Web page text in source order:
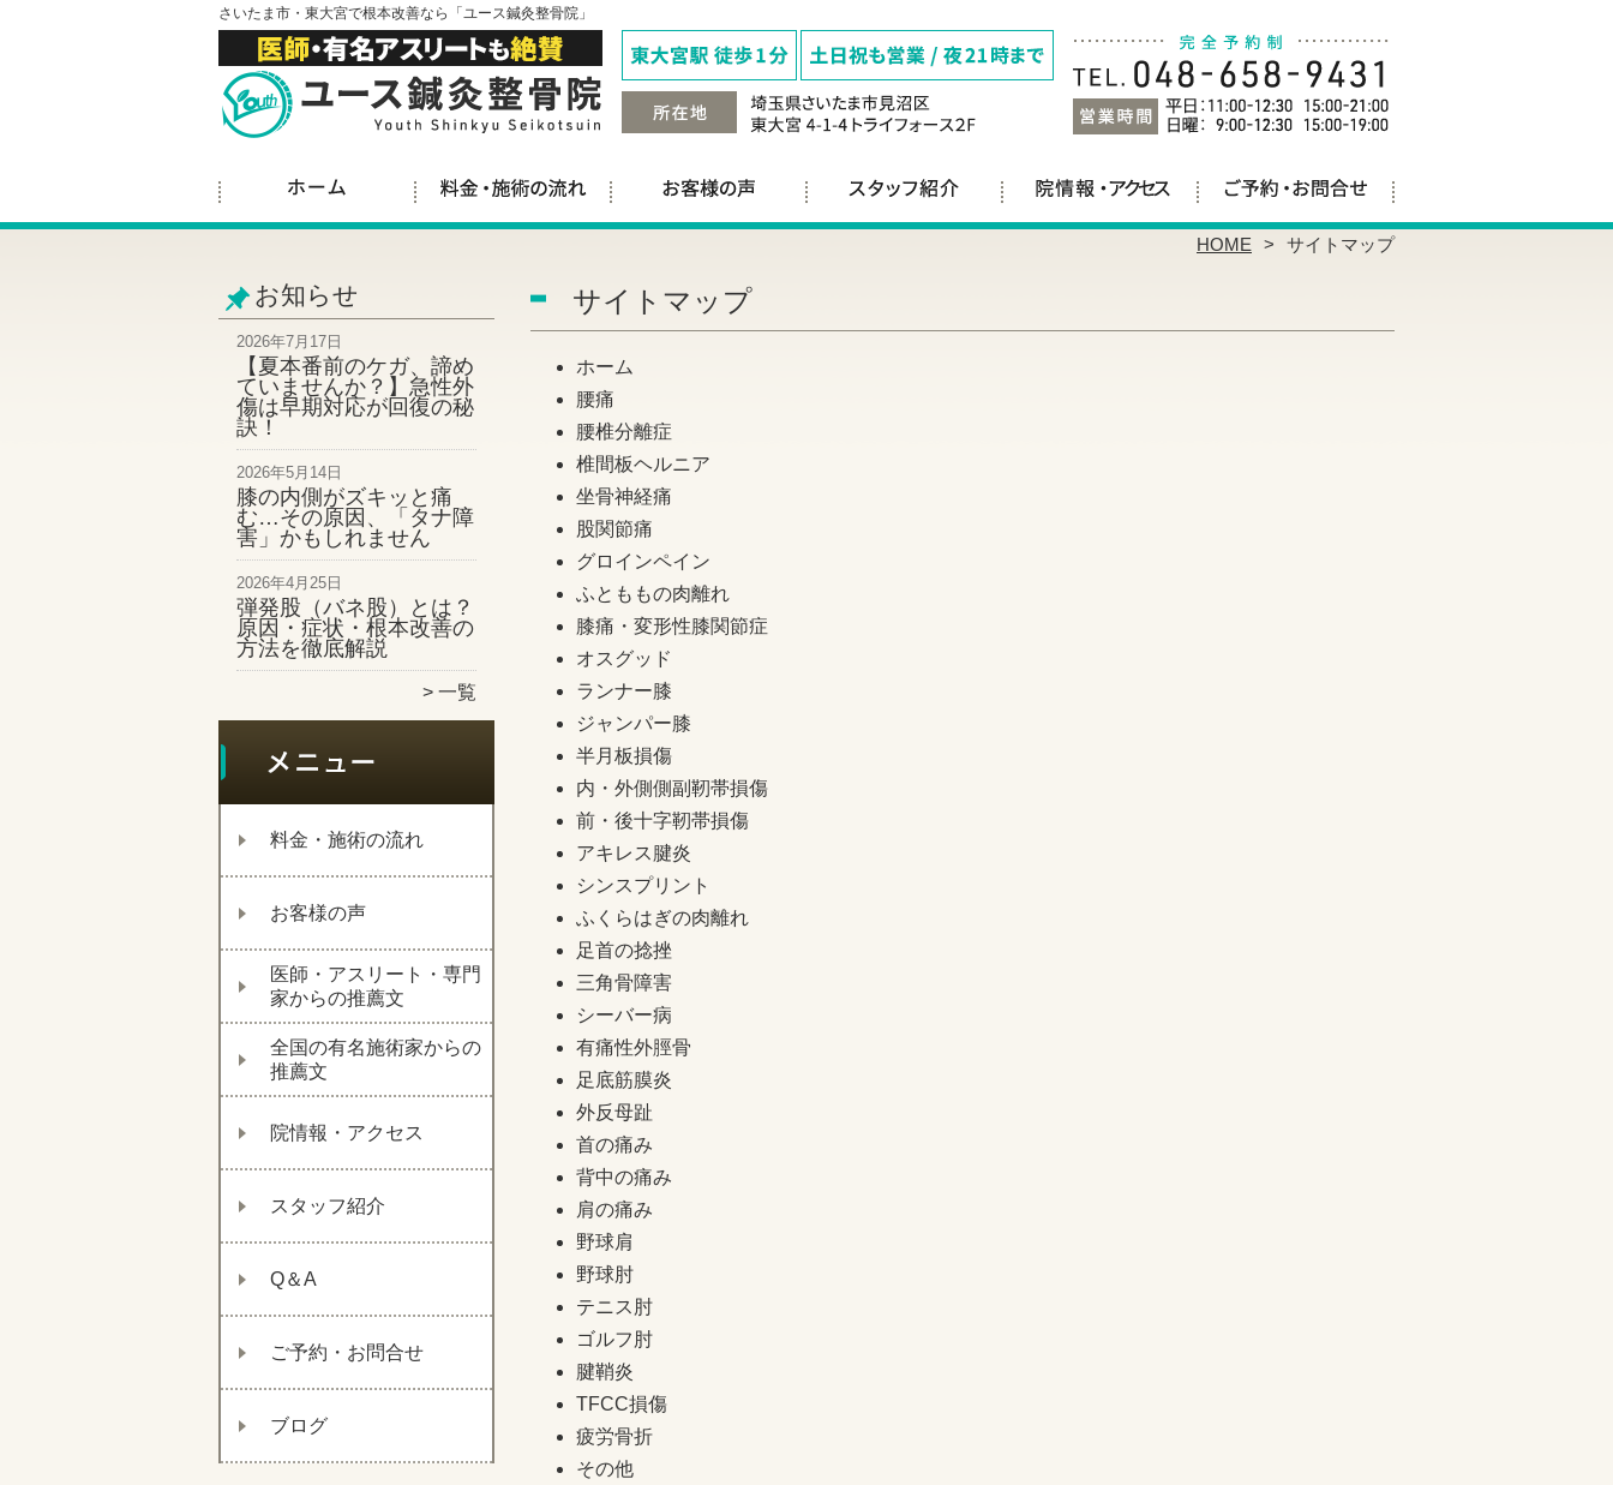
さいたま市・東大宮で根本改善なら「ユース鍼灸整骨院」
HOME サイトマップ
お知らせ
2026年7月17日
【夏本番前のケガ、諦め
ていませんか？】急性外
傷は早期対応が回復の秘
訣！
2026年5月14日
膝の内側がズキッと痛
む…その原因、「タナ障
害」かもしれません
2026年4月25日
弾発股（バネ股）とは？
原因・症状・根本改善の
方法を徹底解説
一覧
料金・施術の流れ
お客様の声
医師・アスリート・専門
家からの推薦文
全国の有名施術家からの
推薦文
院情報・アクセス
スタッフ紹介
Q＆A
ご予約・お問合せ
ブログ
サイトマップ
ホーム
腰痛
腰椎分離症
椎間板ヘルニア
坐骨神経痛
股関節痛
グロインペイン
ふとももの肉離れ
膝痛・変形性膝関節症
オスグッド
ランナー膝
ジャンパー膝
半月板損傷
内・外側側副靭帯損傷
前・後十字靭帯損傷
アキレス腱炎
シンスプリント
ふくらはぎの肉離れ
足首の捻挫
三角骨障害
シーバー病
有痛性外脛骨
足底筋膜炎
外反母趾
首の痛み
背中の痛み
肩の痛み
野球肩
野球肘
テニス肘
ゴルフ肘
腱鞘炎
TFCC損傷
疲労骨折
その他